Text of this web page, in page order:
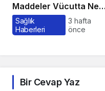
Maddeler Vücutta Ne
Kadar Kalır, Süreç
Nasıl İşler?
Sağlık
Haberleri
3 hafta
önce
Bir Cevap Yaz